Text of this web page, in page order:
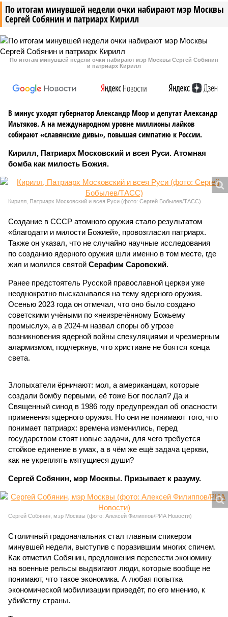
По итогам минувшей недели очки набирают мэр Москвы
Сергей Собянин и патриарх Кирилл
По итогам минувшей недели очки набирают мэр Москвы Сергей Собянин
и патриарх Кирилл
В минус уходят губернатор Александр Моор и депутат Александр
Ильтяков. А на международном уровне миллионы лайков
собирают «славянские дивы», повышая симпатию к России.
Кирилл, Патриарх Московский и всея Руси. Атомная
бомба как милость Божия.
Кирилл, Патриарх Московский и всея Руси (фото: Сергей Бобылев/ТАСС)
Создание в СССР атомного оружия стало результатом
«благодати и милости Божией», провозгласил патриарх.
Также он указал, что не случайно научные исследования
по созданию ядерного оружия шли именно в том месте, где
жил и молился святой Серафим Саровский.
Ранее предстоятель Русской православной церкви уже
неоднократно высказывался на тему ядерного оружия.
Осенью 2023 года он отмечал, что оно было создано
советскими учёными по «неизречённому Божьему
промыслу», а в 2024-м назвал споры об угрозе
возникновения ядерной войны спекуляциями и чрезмерным
алармизмом, подчеркнув, что христиане не боятся конца
света.
Злопыхатели ёрничают: мол, а американцам, которые
создали бомбу первыми, её тоже Бог послал? Да и
Священный синод в 1986 году предупреждал об опасности
применения ядерного оружия. Но они не понимают того, что
понимает патриарх: времена изменились, перед
государством стоят новые задачи, для чего требуется
стойкое единение в умах, а в чём же ещё задача церкви,
как не укреплять мятущиеся души?
Сергей Собянин, мэр Москвы. Призывает к разуму.
Сергей Собянин, мэр Москвы (фото: Алексей Филиппов/РИА Новости)
Столичный градоначальник стал главным спикером
минувшей недели, выступив с поразившим многих спичем.
Как отметил Собянин, предложения перевести экономику
на военные рельсы выдвигают люди, которые вообще не
понимают, что такое экономика. А любая попытка
экономической мобилизации приведёт, по его мнению, к
убийству страны.